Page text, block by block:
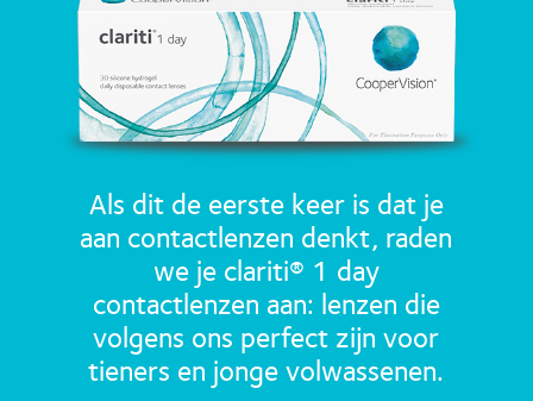
Als dit de eerste keer is dat je
aan contactlenzen denkt, raden
we je clariti® 1 day
contactlenzen aan: lenzen die
volgens ons perfect zijn voor
tieners en jonge volwassenen.